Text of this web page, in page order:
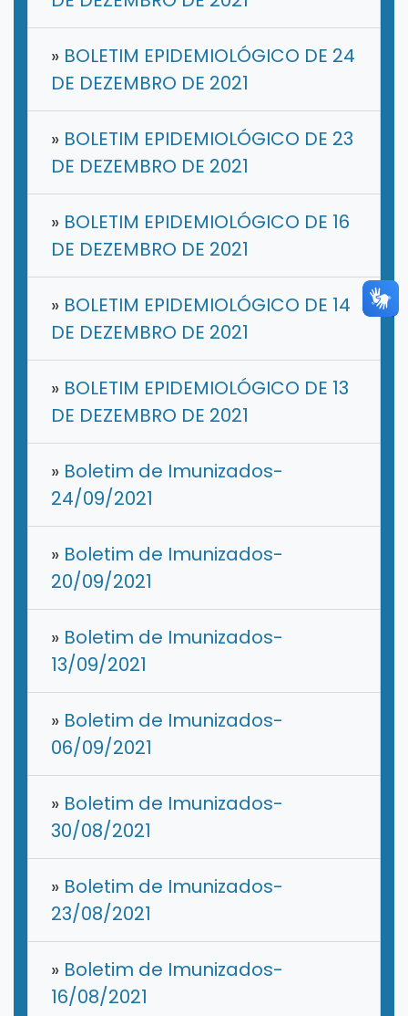
» BOLETIM EPIDEMIOLÓGICO DE 24
DE DEZEMBRO DE 2021
» BOLETIM EPIDEMIOLÓGICO DE 23
DE DEZEMBRO DE 2021
» BOLETIM EPIDEMIOLÓGICO DE 16
DE DEZEMBRO DE 2021
» BOLETIM EPIDEMIOLÓGICO DE 14
DE DEZEMBRO DE 2021
» BOLETIM EPIDEMIOLÓGICO DE 13
DE DEZEMBRO DE 2021
» Boletim de Imunizados-
24/09/2021
» Boletim de Imunizados-
20/09/2021
» Boletim de Imunizados-
13/09/2021
» Boletim de Imunizados-
06/09/2021
» Boletim de Imunizados-
30/08/2021
» Boletim de Imunizados-
23/08/2021
» Boletim de Imunizados-
16/08/2021